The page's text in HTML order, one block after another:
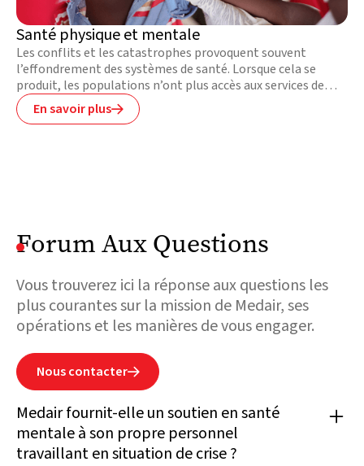
Santé physique et mentale
Les conflits et les catastrophes provoquent souvent
l’effondrement des systèmes de santé. Lorsque cela se
produit, les populations n’ont plus accès aux services de
santé primaire ou d’urgence dont elles ont besoin pour
survivre. La dégradation des structures d’eau et
En savoir plus
Forum Aux Questions
Vous trouverez ici la réponse aux questions les
plus courantes sur la mission de Medair, ses
opérations et les manières de vous engager.
Nous contacter
Medair fournit-elle un soutien en santé
mentale à son propre personnel
travaillant en situation de crise ?